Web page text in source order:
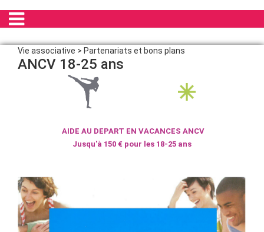
Vie associative > Partenariats et bons plans
ANCV 18-25 ans
AIDE AU DEPART EN VACANCES ANCV
Jusqu'à 150 € pour les 18-25 ans